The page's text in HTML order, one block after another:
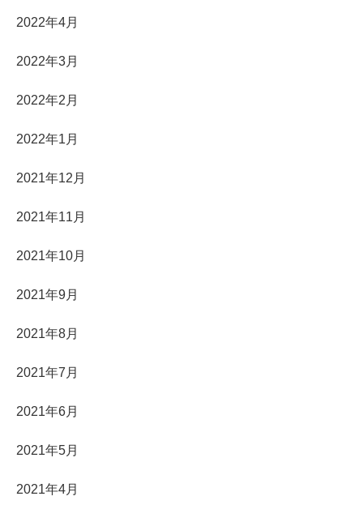
2022年4月
2022年3月
2022年2月
2022年1月
2021年12月
2021年11月
2021年10月
2021年9月
2021年8月
2021年7月
2021年6月
2021年5月
2021年4月